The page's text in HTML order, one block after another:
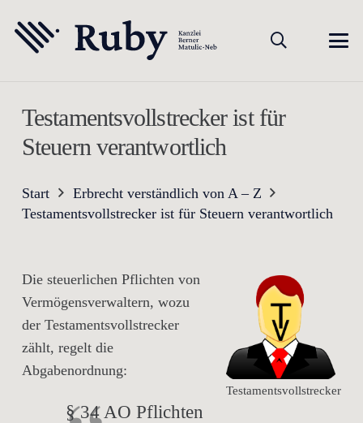
Testamentsvollstrecker ist für
Steuern verantwortlich
Start
Erbrecht verständlich von A – Z
Testamentsvollstrecker ist für Steuern verantwortlich
Testamentsvollstrecker
Die steuerlichen Pflichten von
Vermögensverwaltern, wozu
der Testamentsvollstrecker
zählt, regelt die
Abgabenordnung:
§ 34 AO Pflichten